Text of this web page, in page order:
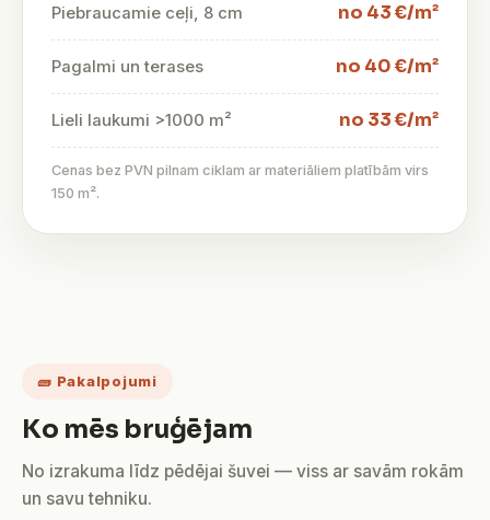
Piebraucamie ceļi, 8 cm no 43 €/m²
Pagalmi un terases no 40 €/m²
Lieli laukumi >1000 m² no 33 €/m²
Cenas bez PVN pilnam ciklam ar materiāliem platībām virs
150 m².
🧱 Pakalpojumi
Ko mēs bruģējam
No izrakuma līdz pēdējai šuvei — viss ar savām rokām
un savu tehniku.